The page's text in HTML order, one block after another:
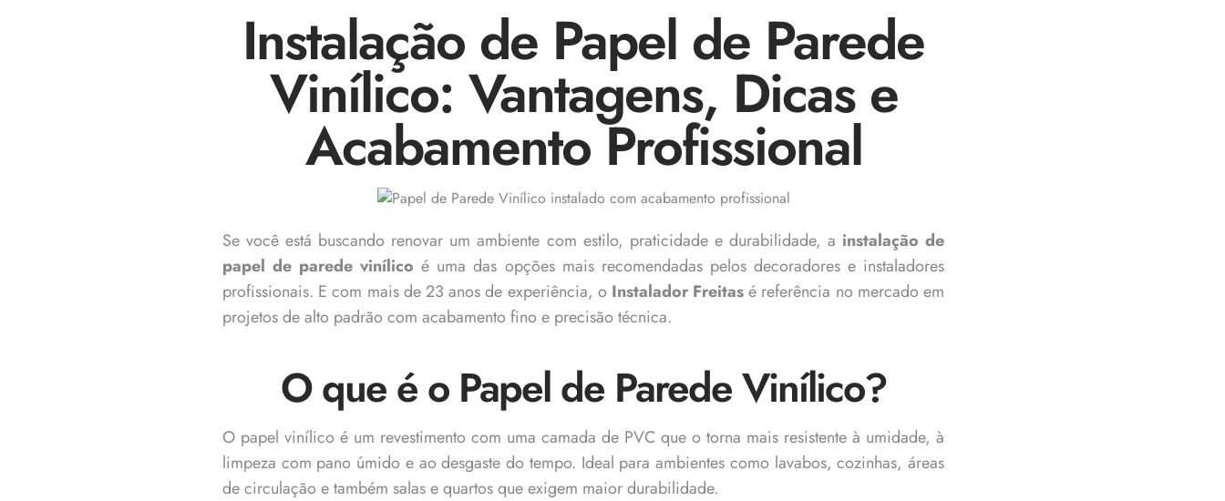
Instalação de Papel de Parede
Vinílico: Vantagens, Dicas e
Acabamento Profissional
Se você está buscando renovar um ambiente com estilo, praticidade e durabilidade, a instalação de
papel de parede vinílico é uma das opções mais recomendadas pelos decoradores e instaladores
profissionais. E com mais de 23 anos de experiência, o Instalador Freitasé referência no mercado em
projetos de alto padrão com acabamento fino e precisão técnica.
O que é o Papel de Parede Vinílico?
O papel vinílico é um revestimento com uma camada de PVC que o torna mais resistente à umidade, à
limpeza com pano úmido e ao desgaste do tempo. Ideal para ambientes como lavabos, cozinhas, áreas
de circulação e também salas e quartos que exigem maior durabilidade.